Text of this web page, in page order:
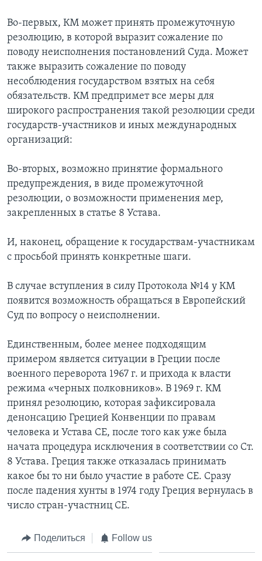
Во-первых, КМ может принять промежуточную
резолюцию, в которой выразит сожаление по
поводу неисполнения постановлений Суда. Может
также выразить сожаление по поводу
несоблюдения государством взятых на себя
обязательств. КМ предпримет все меры для
широкого распространения такой резолюции среди
государств-участников и иных международных
организаций:
Во-вторых, возможно принятие формального
предупреждения, в виде промежуточной
резолюции, о возможности применения мер,
закрепленных в статье 8 Устава.
И, наконец, обращение к государствам-участникам
с просьбой принять конкретные шаги.
В случае вступления в силу Протокола №14 у КМ
появится возможность обращаться в Европейский
Суд по вопросу о неисполнении.
Единственным, более менее подходящим
примером является ситуации в Греции после
военного переворота 1967 г. и прихода к власти
режима «черных полковников». В 1969 г. КМ
принял резолюцию, которая зафиксировала
денонсацию Грецией Конвенции по правам
человека и Устава СЕ, после того как уже была
начата процедура исключения в соответствии со Ст.
8 Устава. Греция также отказалась принимать
какое бы то ни было участие в работе СЕ. Сразу
после падения хунты в 1974 году Греция вернулась в
число стран-участниц СЕ.
Поделиться Follow us